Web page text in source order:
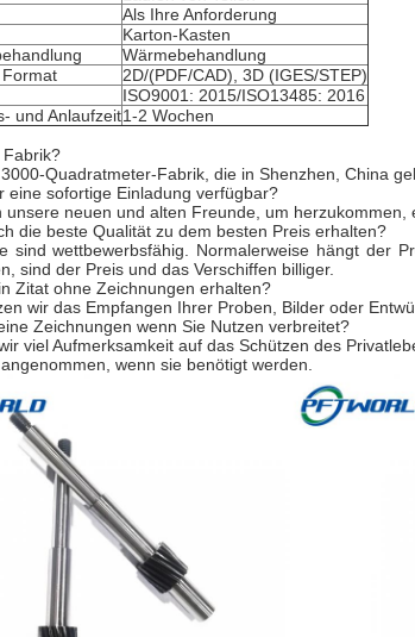
Als Ihre Anforderung
Karton-Kasten
Wärmebehandlung
2D/(PDF/CAD), 3D (IGES/STEP)
ISO9001: 2015/ISO13485: 2016
und Anlaufzeit1-2 Wochen
Quadratmeter-Fabrik, die in Shenzhen, China
eine sofortige Einladung verfügbar?
unsere neuen und alten Freunde, um herzukommen,
die beste Qualität zu dem besten Preis erhalten?
sind wettbewerbsfähig. Normalerweise hängt der
sind der Preis und das Verschiffen billiger.
Zitat ohne Zeichnungen erhalten?
wir das Empfangen Ihrer Proben, Bilder oder
Zeichnungen wenn Sie Nutzen verbreitet?
viel Aufmerksamkeit auf das Schützen des
wenn sie benötigt werden.